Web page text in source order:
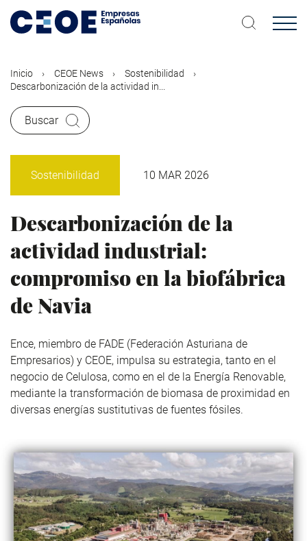
contenido
Inicio CEOE News
Sostenibilidad
Descarbonización de la actividad in...
Buscar
Sostenibilidad 10 MAR 2026
Descarbonización de la
actividad industrial:
compromiso en la biofábrica
de Navia
Ence, miembro de FADE (Federación Asturiana de
Empresarios) y CEOE, impulsa su estrategia, tanto en el
negocio de Celulosa, como en el de la Energía Renovable,
mediante la transformación de biomasa de proximidad en
diversas energías sustitutivas de fuentes fósiles.